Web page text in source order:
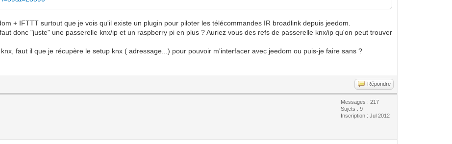
+ IFTTT surtout que je vois qu'il existe un plugin pour piloter les télécommandes IR broadlink depuis jeedom.
donc "juste" une passerelle knx/ip et un raspberry pi en plus ? Auriez vous des refs de passerelle knx/ip qu'on peut trouver
faut il que je récupère le setup knx ( adressage...) pour pouvoir m'interfacer avec jeedom ou puis-je faire sans ?
Répondre
Messages : 217
Sujets : 9
Inscription : Jul 2012